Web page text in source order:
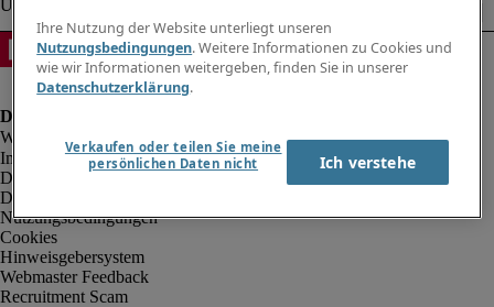
Impressum
Datenschutz
Datenschutz Arbeitnehmer/Zeitarbeitskräfte
Nutzungsbedingungen
Cookies
Hinweisgebersystem
Webmaster Feedback
Recruitment Scam
Ihre Nutzung der Website unterliegt unseren
Nutzungsbedingungen. Weitere Informationen zu Cookies und
wie wir Informationen weitergeben, finden Sie in unserer
Datenschutzerklärung.
Verkaufen oder teilen Sie meine
persönlichen Daten nicht
Ich verstehe